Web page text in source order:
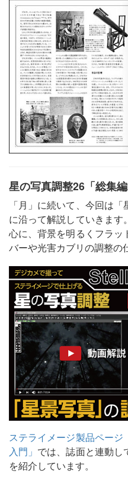
星の写真調整26「総集
「月」に続いて、今回は
に沿って解説していきます
心に、背景を明るくフラッ
バーや光害カブリの調整の
ステライメージ製品ペー
入門」 では、誌面と連動し
を紹介しています。